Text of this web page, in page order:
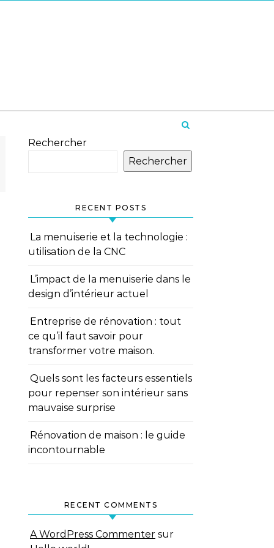
Rechercher
Rechercher
RECENT POSTS
La menuiserie et la technologie :
utilisation de la CNC
L’impact de la menuiserie dans le
design d’intérieur actuel
Entreprise de rénovation : tout
ce qu’il faut savoir pour
transformer votre maison.
Quels sont les facteurs essentiels
pour repenser son intérieur sans
mauvaise surprise
Rénovation de maison : le guide
incontournable
RECENT COMMENTS
A WordPress Commenter sur